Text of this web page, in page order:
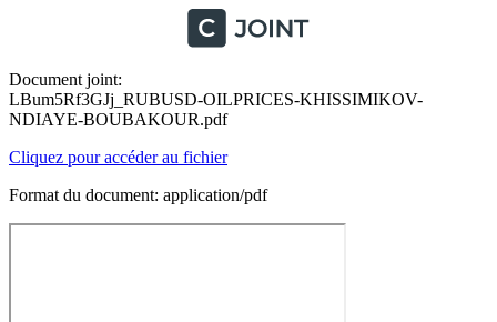
Document joint:
LBum5Rf3GJj_RUBUSD-OILPRICES-KHISSIMIKOV-
NDIAYE-BOUBAKOUR.pdf
Cliquez pour accéder au fichier
Format du document: application/pdf